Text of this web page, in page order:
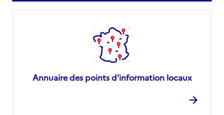
Annuaire des points d’information locaux